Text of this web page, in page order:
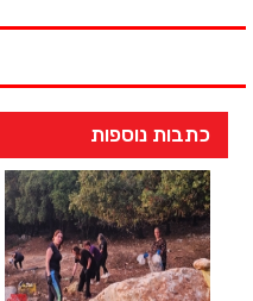
כתבות נוספות